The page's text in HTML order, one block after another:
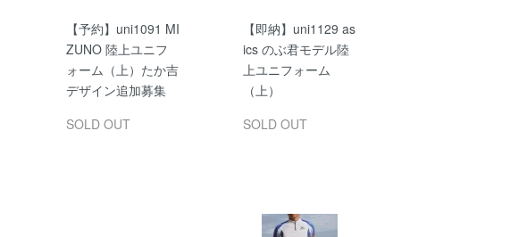
【予約】uni1091 MI
ZUNO 陸上ユニフ
ォーム（上）たか吉
デザイン追加募集
SOLD OUT
【即納】uni1129 as
ics のぶ君モデル陸
上ユニフォーム
（上）
SOLD OUT